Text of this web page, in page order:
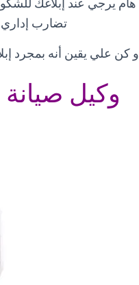
تضارب
و كن علي يقين أنه بمجرد
وكيل صيانة